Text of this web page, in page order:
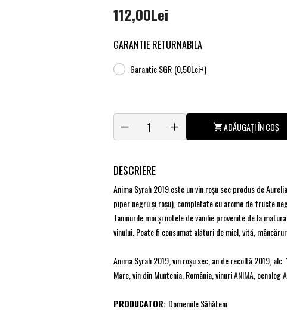
112,00Lei
GARANTIE RETURNABILA
Garantie SGR (0,50Lei+)
ADĂUGAȚI ÎN COȘ
DESCRIERE
Anima Syrah 2019 este un vin roșu sec produs de
piper negru şi roşu), completate cu arome de fructe
Taninurile moi şi notele de vanilie provenite de la
vinului. Poate fi consumat alături de miel, vită,
Anima Syrah 2019, vin roșu sec, an de recoltă 2019,
Mare, vin din Muntenia, România, vinuriANIMA , oenolog
PRODUCATOR: Domeniile Săhăteni